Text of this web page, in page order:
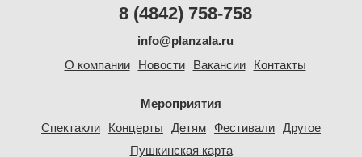
Мероприятия
Спектакли
Концерты Детям Фестивали Другое
Пушкинская карта
8 (4842) 758-758
info@planzala.ru
О компании
Новости Вакансии Контакты